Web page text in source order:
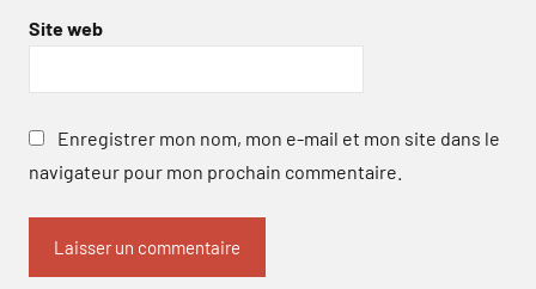
Site web
Enregistrer mon nom, mon e-mail et mon site dans le
navigateur pour mon prochain commentaire.